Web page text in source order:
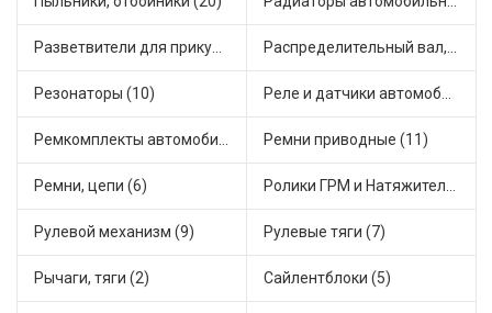
Разветвители для прикуривателя (3) Распределительный вал, шестерни распределительного (3)
Резонаторы (10) Реле и датчики автомобильные (58)
Ремкомплекты автомобильные (19) Ремни приводные (11)
Ремни, цепи (6) Ролики ГРМ и Натяжители (2)
Рулевой механизм (9) Рулевые тяги (7)
Рычаги, тяги (2) Сайлентблоки (5)